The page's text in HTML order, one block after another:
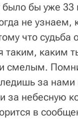
бы уже 33
не узнаем,
что
таким, каким
смелым.
за
за небесную
в